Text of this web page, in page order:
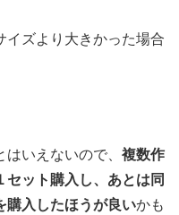
ズより大きかった場合
いえないので、 複数作
ット購入し、あとは同
購入したほうが良いかも